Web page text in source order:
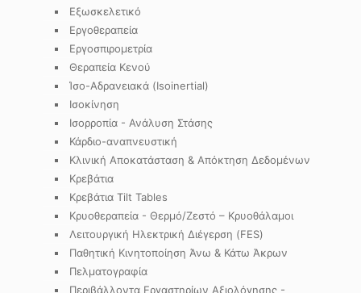
Εξωσκελετικό
Εργοθεραπεία
Εργοσπιρομετρία
Θεραπεία Κενού
Ίσο-Αδρανειακά (Isoinertial)
Ισοκίνηση
Ισορροπία - Ανάλυση Στάσης
Κάρδιο-αναπνευστική
Κλινική Αποκατάσταση & Απόκτηση Δεδομένων
Κρεβάτια
Κρεβάτια Tilt Tables
Κρυοθεραπεία - Θερμό/Ζεστό – Κρυοθάλαμοι
Λειτουργική Ηλεκτρική Διέγερση (FES)
Παθητική Κινητοποίηση Άνω & Κάτω Άκρων
Πελματογραφία
Περιβάλλοντα Εργαστηρίων Αξιολόγησης -